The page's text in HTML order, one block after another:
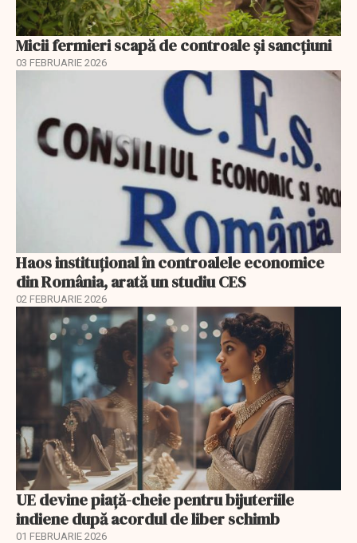
Micii fermieri scapă de controale și sancțiuni
03 FEBRUARIE 2026
Haos instituțional în controalele economice
din România, arată un studiu CES
02 FEBRUARIE 2026
UE devine piață-cheie pentru bijuteriile
indiene după acordul de liber schimb
01 FEBRUARIE 2026